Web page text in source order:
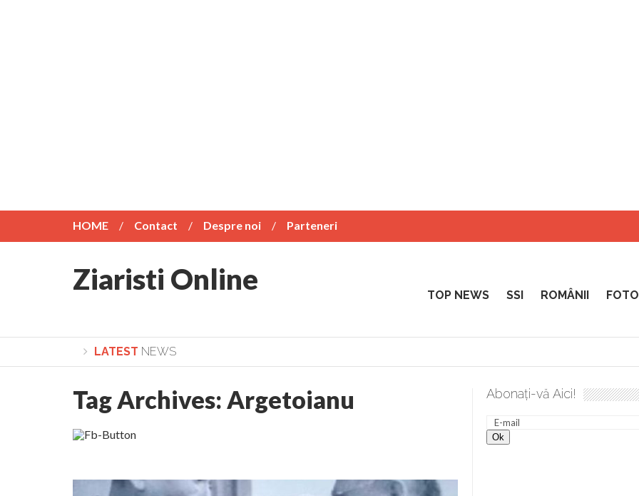
HOME Contact Despre noi Parteneri
Ziaristi Online TOP NEWS SSI ROMÂNII
LATEST NEWS
Lepădarea de sine și urmarea lui Hristos. Calea spre desăvârșire. Gând de duminică de Elena Solunca Moise
Tag Archives: Argetoianu Abonați-vă Aici!